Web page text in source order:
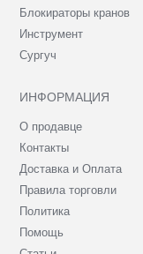
Блокираторы кранов
Инструмент
Сургуч
ИНФОРМАЦИЯ
О продавце
Контакты
Доставка и Оплата
Правила торговли
Политика
Помощь